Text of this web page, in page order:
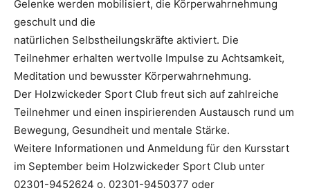
Gelenke werden mobilisiert, die Körperwahrnehmung
geschult und die
natürlichen Selbstheilungskräfte aktiviert. Die
Teilnehmer erhalten wertvolle Impulse zu Achtsamkeit,
Meditation und bewusster Körperwahrnehmung.
Der Holzwickeder Sport Club freut sich auf zahlreiche
Teilnehmer und einen inspirierenden Austausch rund um
Bewegung, Gesundheit und mentale Stärke.
Weitere Informationen und Anmeldung für den Kursstart
im September beim Holzwickeder Sport Club unter
02301-9452624 o. 02301-9450377 oder